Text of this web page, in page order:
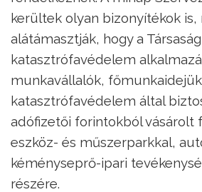
kerültek olyan bizonyítékok is,
alátámasztják, hogy a
katasztrófavédelem
munkavállalók,
katasztrófavédelem által
adófizetői forintokból vásárolt
eszköz- és műszerparkkal,
kéményseprő-ipari
részére.